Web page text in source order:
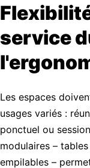
service
Les espaces
usages variés :
ponctuel ou
modulaires –
empilables –